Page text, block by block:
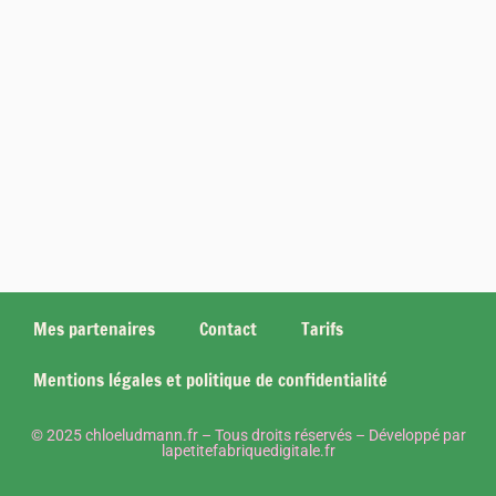
Mes partenaires Contact Tarifs
Mentions légales et politique de confidentialité
© 2025 chloeludmann.fr – Tous droits réservés – Développé par
lapetitefabriquedigitale.fr